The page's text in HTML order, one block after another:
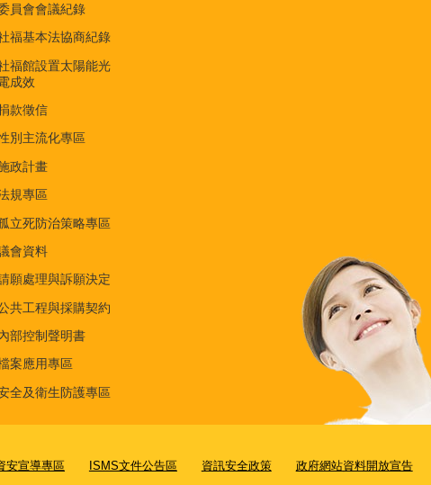
員會會議紀錄
福基本法協商紀錄
福館設置太陽能光
成效
款徵信
別主流化專區
政計畫
規專區
立死防治策略專區
會資料
願處理與訴願決定
共工程與採購契約
部控制聲明書
案應用專區
全及衛生防護專區
安宣導專區 ISMS文件公告區 資訊安全政策 政府網站資料開放宣告